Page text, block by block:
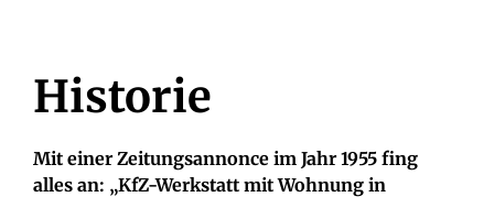
Historie
Mit einer Zeitungsannonce im Jahr 1955 fing
alles an: „KfZ-Werkstatt mit Wohnung in